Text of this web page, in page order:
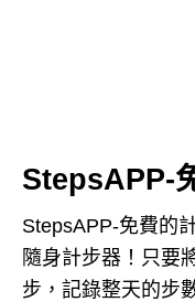
StepsAPP-
StepsAPP-免費的
隨身計步器！只要
步，記錄整天的步